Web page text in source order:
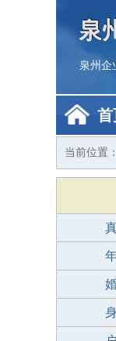
泉
泉州企
首
当前位置：